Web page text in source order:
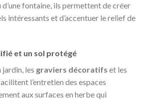
fontaine, ils permettent de créer
intéressants et d’accentuer le relief de
et un sol protégé
jardin, les graviers décoratifs et les
l’entretien des espaces
aux surfaces en herbe qui